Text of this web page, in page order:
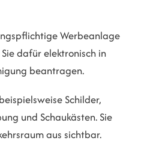
Werbeanlage
dafür elektronisch in
beantragen.
Schilder,
und Schaukästen. Sie
aus sichtbar.